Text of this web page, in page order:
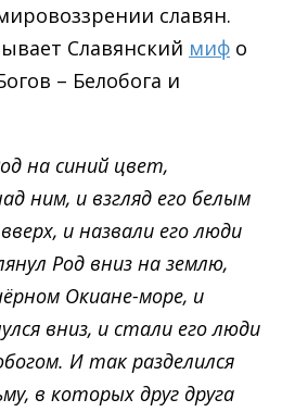
славян.
Славянский миф о
– Белобога и
на синий цвет,
ним, и взгляд его белым
и назвали его люди
Род вниз на землю,
Окиане-море, и
вниз, и стали его люди
И так разделился
в которых друг друга